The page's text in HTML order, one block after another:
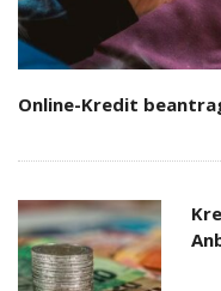
Online-Kredit